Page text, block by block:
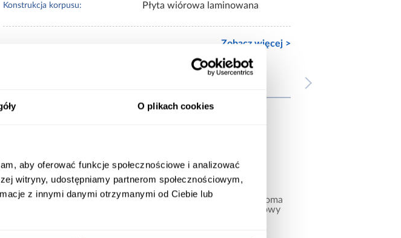
O plikach cookies
aby oferować funkcje społecznościowe i analizować
witryny, udostępniamy partnerom społecznościowym,
z innymi danymi otrzymanymi od Ciebie lub
Konstrukcja korpusu: Płyta wiórowa laminowana
Zobacz więcej >
również